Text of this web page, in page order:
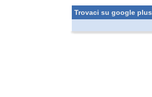
Trovaci su google plus